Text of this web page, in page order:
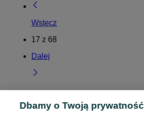
Wstecz
17 z 68
Dalej
Strona główna Wielkopolskie Gradowice
Dbamy o Twoją prywatność